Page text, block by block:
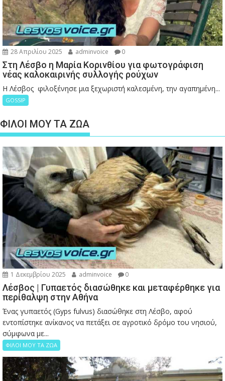
28 Απριλίου 2025 adminvoice 0
Στη Λέσβο η Μαρία Κορινθίου για φωτογράφιση
νέας καλοκαιρινής συλλογής ρούχων
Η Λέσβος φιλοξένησε μια ξεχωριστή καλεσμένη, την αγαπημένη...
GOSSIP
ΦΙΛΟΙ ΜΟΥ ΤΑ ΖΩΑ
1 Δεκεμβρίου 2025 adminvoice 0
Λέσβος | Γυπαετός διασώθηκε και μεταφέρθηκε για
περίθαλψη στην Αθήνα
Ένας γυπαετός (Gyps fulvus) διασώθηκε στη Λέσβο, αφού
εντοπίστηκε ανίκανος να πετάξει σε αγροτικό δρόμο του νησιού,
σύμφωνα με...
ΦΙΛΟΙ ΜΟΥ ΤΑ ΖΩΑ